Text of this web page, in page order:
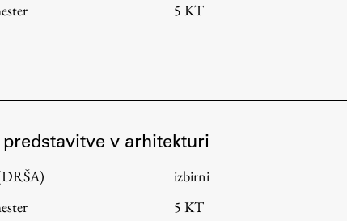
5 KT
v arhitekturi
izbirni
5 KT